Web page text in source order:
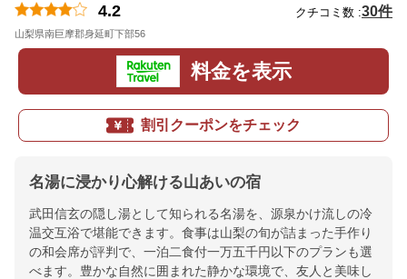
4.2 クチコミ数 :30件
山梨県南巨摩郡身延町下部56
料金を表示
割引クーポンをチェック
名湯に浸かり心解ける山あいの宿
武田信玄の隠し湯として知られる名湯を、源泉かけ流しの冷
温交互浴で堪能できます。食事は山梨の旬が詰まった手作り
の和会席が評判で、一泊二食付一万五千円以下のプランも選
べます。豊かな自然に囲まれた静かな環境で、友人と美味し